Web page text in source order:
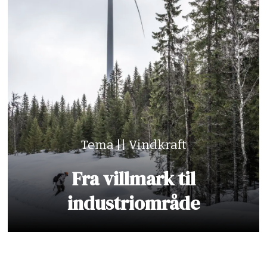
Tema || Vindkraft
Fra villmark til
industriområde